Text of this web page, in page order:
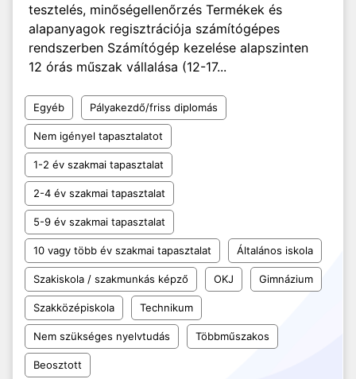
tesztelés, minőségellenőrzés Termékek és
alapanyagok regisztrációja számítógépes
rendszerben Számítógép kezelése alapszinten
12 órás műszak vállalása (12-17...
Egyéb Pályakezdő/friss diplomás
Nem igényel tapasztalatot
1-2 év szakmai tapasztalat
2-4 év szakmai tapasztalat
5-9 év szakmai tapasztalat
10 vagy több év szakmai tapasztalat Általános iskola
Szakiskola / szakmunkás képző OKJ Gimnázium
Szakközépiskola Technikum
Nem szükséges nyelvtudás Többműszakos
Beosztott